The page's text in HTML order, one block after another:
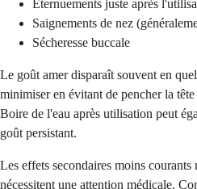
Éternuements juste après
Saignements de nez
Sécheresse buccale
Le goût amer disparaît souvent en
minimiser en évitant de pencher la
Boire de l'eau après utilisation peut
goût persistant.
Les effets secondaires moins courants
nécessitent une attention médicale.